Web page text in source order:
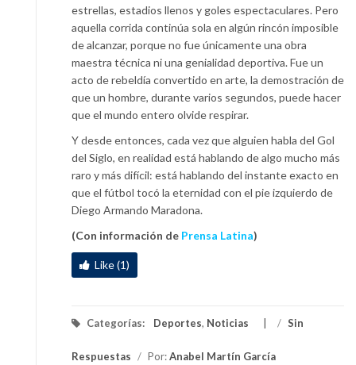
estrellas, estadios llenos y goles espectaculares. Pero
aquella corrida continúa sola en algún rincón imposible
de alcanzar, porque no fue únicamente una obra
maestra técnica ni una genialidad deportiva. Fue un
acto de rebeldía convertido en arte, la demostración de
que un hombre, durante varios segundos, puede hacer
que el mundo entero olvide respirar.
Y desde entonces, cada vez que alguien habla del Gol
del Siglo, en realidad está hablando de algo mucho más
raro y más difícil: está hablando del instante exacto en
que el fútbol tocó la eternidad con el pie izquierdo de
Diego Armando Maradona.
(Con información de Prensa Latina)
Like (1)
Categorías: Deportes, Noticias / Sin
Respuestas / Por:Anabel Martín García